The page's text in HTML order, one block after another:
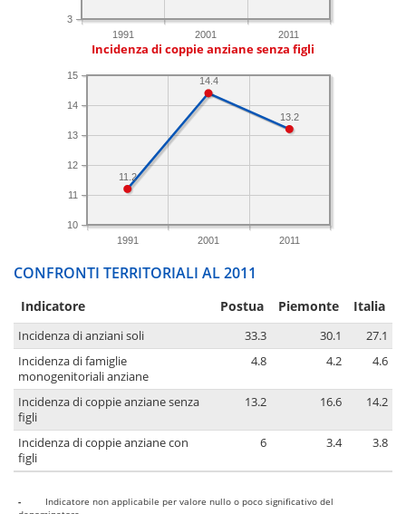
1991 2001 2011
3
Incidenza di coppie anziane senza figli
1991 2001 2011
10
11
12
13
14
15
13.2
14.4
11.2
CONFRONTI TERRITORIALI AL 2011
Indicatore Postua Piemonte Italia
Incidenza di anziani soli 33.3 30.1
27.1
Incidenza di famiglie
monogenitoriali anziane
4.8 4.2 4.6
Incidenza di coppie anziane senza
figli
13.2 16.6 14.2
Incidenza di coppie anziane con
figli
6 3.4 3.8
-
Indicatore non applicabile per valore nullo o poco significativo del